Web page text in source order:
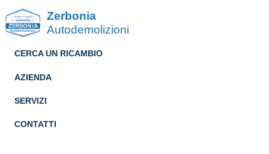
Zerbonia
Autodemolizioni
CERCA UN RICAMBIO
AZIENDA
SERVIZI
CONTATTI